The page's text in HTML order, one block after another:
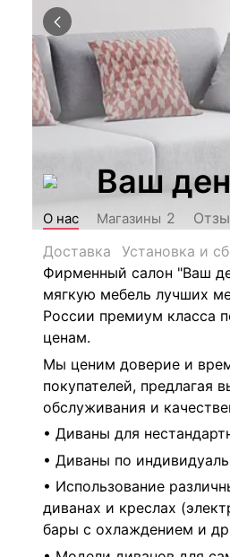
Ваш
О нас Магазины 2
Доставка
Установка и
Фирменный салон "Ваш
мягкую мебель лучших
России премиум класса
ценам.
Мы ценим доверие и
покупателей, предлагая
обслуживания и
• Диваны для
• Диваны по
• Использование
диванах и креслах
бары с охлаждением и